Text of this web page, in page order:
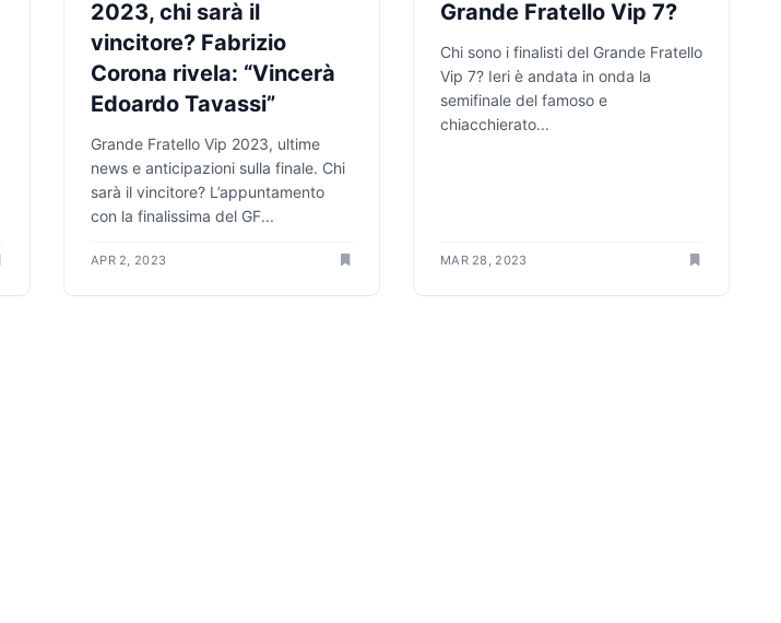
2023, chi sarà il
vincitore? Fabrizio
Corona rivela: “Vincerà
Edoardo Tavassi”
Grande Fratello Vip 2023, ultime
news e anticipazioni sulla finale. Chi
sarà il vincitore? L’appuntamento
con la finalissima del GF...
APR 2, 2023
Grande Fratello Vip 7?
Chi sono i finalisti del Grande Fratello
Vip 7? Ieri è andata in onda la
semifinale del famoso e
chiacchierato...
MAR 28, 2023